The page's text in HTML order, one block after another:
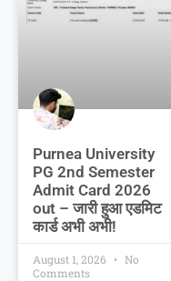
Purnea University
PG 2nd Semester
Admit Card 2026
out – जारी हुआ एडमिट
कार्ड अभी अभी!
August 1, 2026
No
Comments